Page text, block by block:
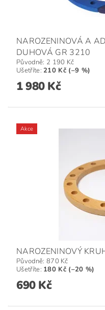
NAROZENINOVÁ A
DUHOVÁ GR 3210
Původně: 2 190 Kč
Ušetříte: 210 Kč (–9 %)
1 980 Kč
Akce
NAROZENINOVÝ
Původně: 870 Kč
Ušetříte: 180 Kč (–20 %)
690 Kč